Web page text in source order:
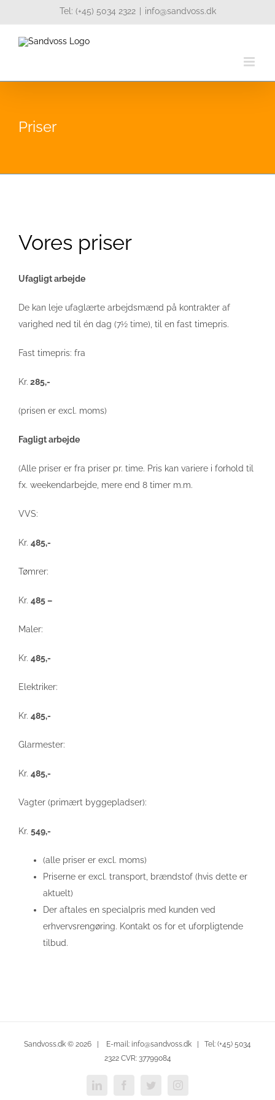
content
Tel: (+45) 5034 2322 info@sandvoss.dk
Priser
Vores priser
Ufagligt arbejde
De kan leje ufaglærte arbejdsmænd på kontrakter af
varighed ned til én dag (7½ time), til en fast timepris.
Fast timepris: fra
Kr. 285,-
(prisen er excl. moms)
Fagligt arbejde
(Alle priser er fra priser pr. time. Pris kan variere i forhold til
fx. weekendarbejde, mere end 8 timer m.m.
VVS:
Kr. 485,-
Tømrer:
Kr. 485 –
Maler:
Kr. 485,-
Elektriker:
Kr. 485,-
Glarmester:
Kr. 485,-
Vagter (primært byggepladser):
Kr. 549,-
(alle priser er excl. moms)
Priserne er excl. transport, brændstof (hvis dette er
aktuelt)
Der aftales en specialpris med kunden ved
erhvervsrengøring. Kontakt os for et uforpligtende
tilbud.
Sandvoss.dk © 2026 | E-mail: info@sandvoss.dk | Tel: (+45) 5034
2322 CVR: 37799084
LinkedInFacebookTwitterInstagram